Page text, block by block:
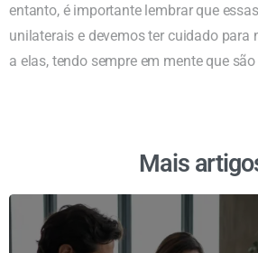
entanto, é importante lembrar que
unilaterais e devemos ter cuidado para
a elas, tendo sempre em mente que
Mais